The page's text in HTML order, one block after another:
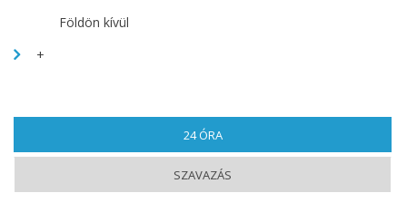
Földön kívül
+
24 ÓRA(AKTÍV FÜL)
SZAVAZÁS